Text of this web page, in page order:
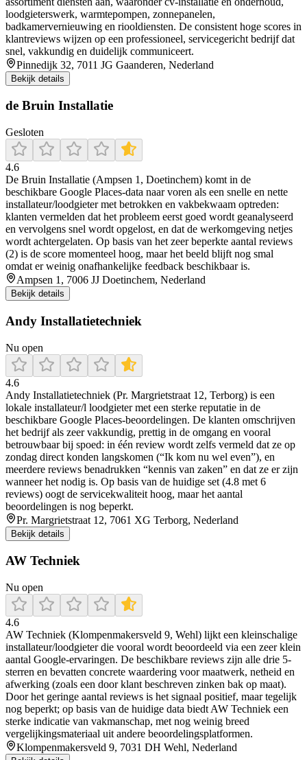
loodgieterswerk, warmtepompen, zonnepanelen,
badkamervernieuwing en riooldiensten. De consistent hoge scores in
klantreviews wijzen op een professioneel, servicegericht bedrijf dat
snel, vakkundig en duidelijk communiceert.
Pinnedijk 32, 7011 JG Gaanderen, Nederland
Bekijk details
de Bruin Installatie
Gesloten
4.6
De Bruin Installatie (Ampsen 1, Doetinchem) komt in de
beschikbare Google Places-data naar voren als een snelle en nette
installateur/loodgieter met betrokken en vakbekwaam optreden:
klanten vermelden dat het probleem eerst goed wordt geanalyseerd
en vervolgens snel wordt opgelost, en dat de werkomgeving netjes
wordt achtergelaten. Op basis van het zeer beperkte aantal reviews
(2) is de score momenteel hoog, maar het beeld blijft nog smal
omdat er weinig onafhankelijke feedback beschikbaar is.
Ampsen 1, 7006 JJ Doetinchem, Nederland
Bekijk details
Andy Installatietechniek
Nu open
4.6
Andy Installatietechniek (Pr. Margrietstraat 12, Terborg) is een
lokale installateur/l loodgieter met een sterke reputatie in de
beschikbare Google Places-beoordelingen. De klanten omschrijven
het bedrijf als zeer vakkundig, prettig in de omgang en vooral
betrouwbaar bij spoed: in één review wordt zelfs vermeld dat ze op
zondag direct konden langskomen (“Ik kom nu wel even”), en
meerdere reviews benadrukken “kennis van zaken” en dat ze er zijn
wanneer het nodig is. Op basis van de huidige set (4.8 met 6
reviews) oogt de servicekwaliteit hoog, maar het aantal
beoordelingen is nog beperkt.
Pr. Margrietstraat 12, 7061 XG Terborg, Nederland
Bekijk details
AW Techniek
Nu open
4.6
AW Techniek (Klompenmakersveld 9, Wehl) lijkt een kleinschalige
installateur/loodgieter die vooral wordt beoordeeld via een zeer klein
aantal Google-ervaringen. De beschikbare reviews zijn alle drie 5-
sterren en bevatten concrete waardering voor maatwerk, netheid en
afwerking (zoals een door klant beschreven zinken bak op maat).
Door het geringe aantal reviews is het signaal positief, maar tegelijk
nog beperkt; op basis van de huidige data biedt AW Techniek een
sterke indicatie van vakmanschap, met nog weinig breed
vergelijkingsmateriaal uit andere beoordelingsplatformen.
Klompenmakersveld 9, 7031 DH Wehl, Nederland